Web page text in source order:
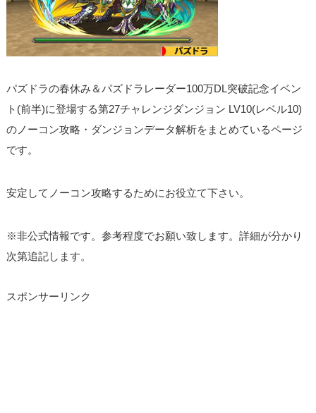
パズドラの春休み＆パズドラレーダー100万DL突破記念イベン
ト(前半)に登場する第27チャレンジダンジョン LV10(レベル10)
のノーコン攻略・ダンジョンデータ解析をまとめているページ
です。
安定してノーコン攻略するためにお役立て下さい。
※非公式情報です。参考程度でお願い致します。詳細が分かり
次第追記します。
スポンサーリンク